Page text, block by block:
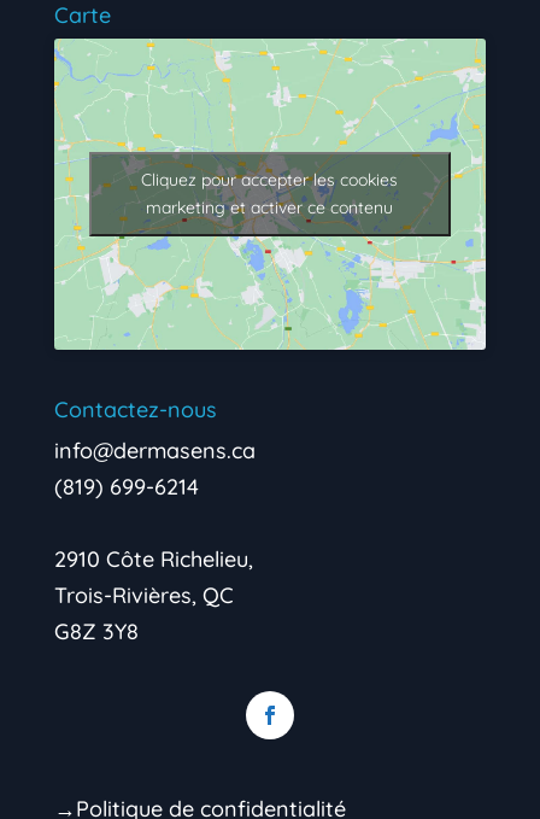
Carte
Cliquez pour accepter les cookies
marketing et activer ce contenu
Contactez-nous
info@dermasens.ca
(819) 699-6214
2910 Côte Richelieu,
Trois-Rivières, QC
G8Z 3Y8
→Politique de confidentialité